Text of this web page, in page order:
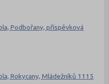
Podbořany, příspěvková
Rokycany, Mládežníků 1115